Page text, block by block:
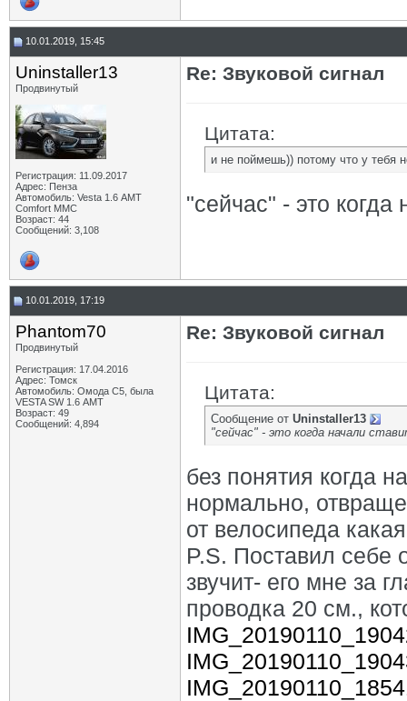
10.01.2019, 15:45
Uninstaller13
Продвинутый
Регистрация: 11.09.2017
Адрес: Пенза
Автомобиль: Vesta 1.6 АМТ
Comfort MMC
Возраст: 44
Сообщений: 3,108
Re: Звуковой сигнал
Цитата:
и не поймешь)) потому что у тебя
"сейчас" - это когда
10.01.2019, 17:19
Phantom70
Продвинутый
Регистрация: 17.04.2016
Адрес: Томск
Автомобиль: Омода С5, была
VESTA SW 1.6 АМТ
Возраст: 49
Сообщений: 4,894
Re: Звуковой сигнал
Цитата:
Сообщение от Uninstaller13
"сейчас" - это когда начали
без понятия когда
нормально,
от велосипеда
P.S. Поставил себе
звучит- его мне за
проводка 20 см.,